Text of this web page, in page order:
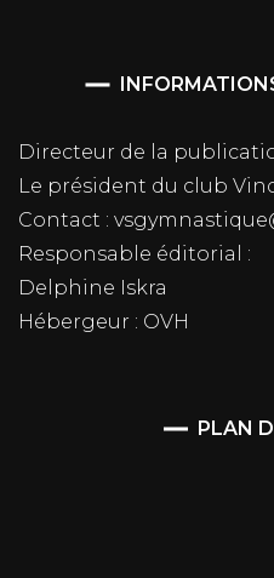
Directeur de la
Le président du club
Contact :
Responsable éditorial :
Delphine Iskra
Hébergeur : OVH
PLAN